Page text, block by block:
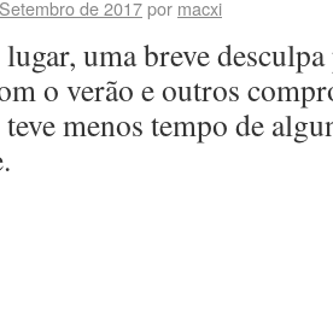
de 2017por macxi
uma breve desculpa
o verão e outros
menos tempo de